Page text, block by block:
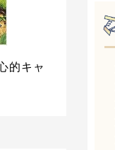
的キャ